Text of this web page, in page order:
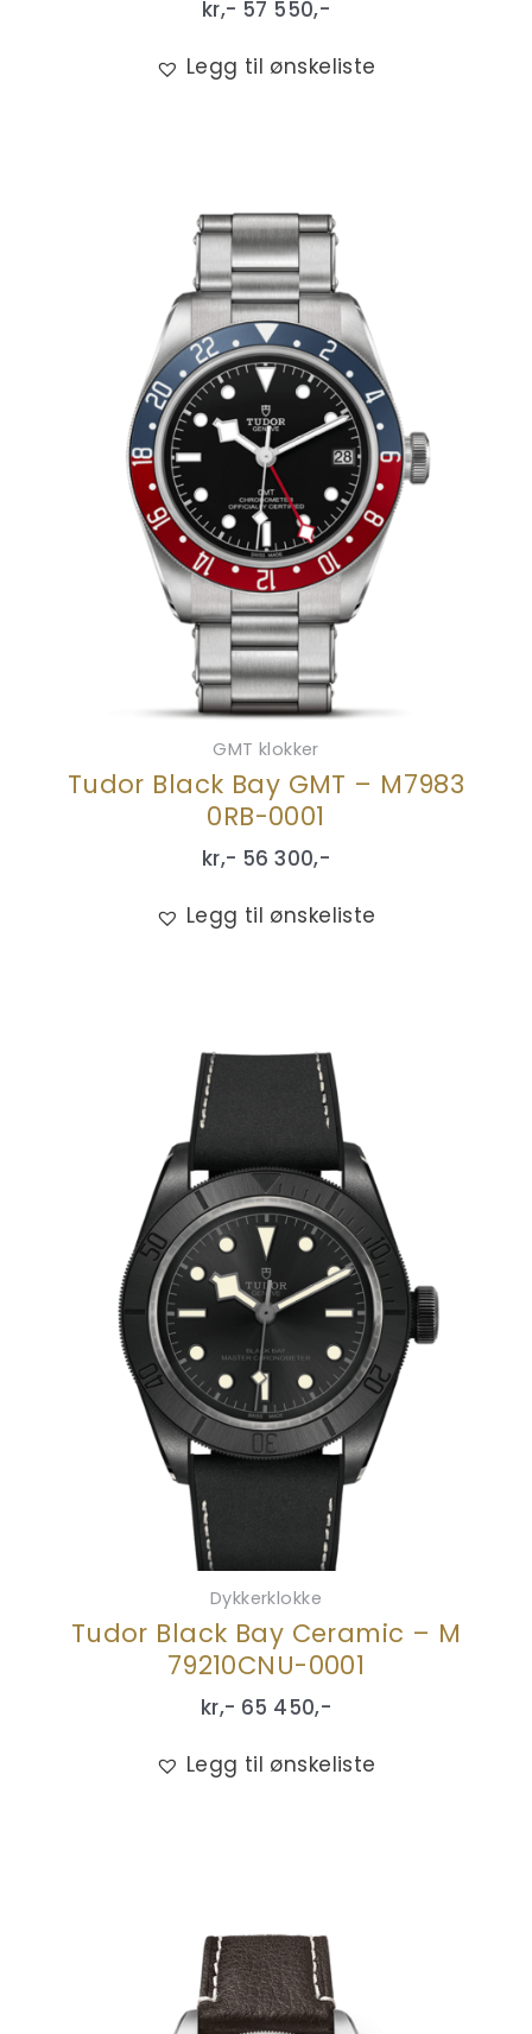
kr,- 57 550,-
Legg til ønskeliste
GMT klokker
Tudor Black Bay GMT – M7983
0RB-0001
kr,- 56 300,-
Legg til ønskeliste
Dykkerklokke
Tudor Black Bay Ceramic – M
79210CNU-0001
kr,- 65 450,-
Legg til ønskeliste